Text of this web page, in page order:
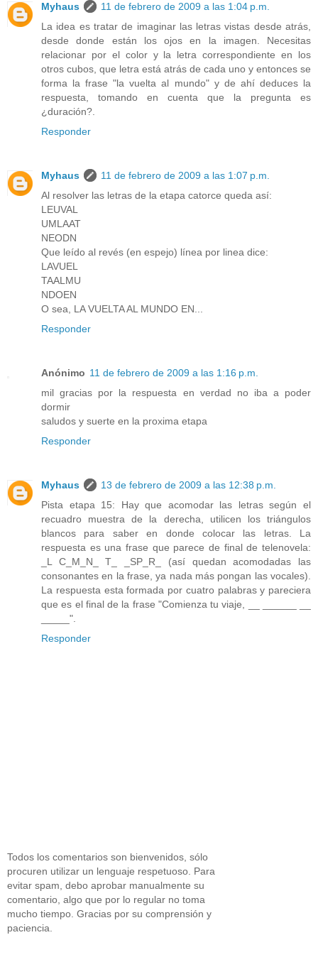
Myhaus
11 de febrero de 2009 a las 1:04 p.m.
La idea es tratar de imaginar las letras vistas desde atrás,
desde donde están los ojos en la imagen. Necesitas
relacionar por el color y la letra correspondiente en los
otros cubos, que letra está atrás de cada uno y entonces se
forma la frase "la vuelta al mundo" y de ahí deduces la
respuesta, tomando en cuenta que la pregunta es
¿duración?.
Responder
Myhaus
11 de febrero de 2009 a las 1:07 p.m.
Al resolver las letras de la etapa catorce queda así:
LEUVAL
UMLAAT
NEODN
Que leído al revés (en espejo) línea por linea dice:
LAVUEL
TAALMU
NDOEN
O sea, LA VUELTA AL MUNDO EN...
Responder
Anónimo 11 de febrero de 2009 a las 1:16 p.m.
mil gracias por la respuesta en verdad no iba a poder
dormir
saludos y suerte en la proxima etapa
Responder
Myhaus
13 de febrero de 2009 a las 12:38 p.m.
Pista etapa 15: Hay que acomodar las letras según el
recuadro muestra de la derecha, utilicen los triángulos
blancos para saber en donde colocar las letras. La
respuesta es una frase que parece de final de telenovela:
_L C_M_N_ T_ _SP_R_ (así quedan acomodadas las
consonantes en la frase, ya nada más pongan las vocales).
La respuesta esta formada por cuatro palabras y pareciera
que es el final de la frase "Comienza tu viaje, __ ______ __
_____".
Responder
Todos los comentarios son bienvenidos, sólo
procuren utilizar un lenguaje respetuoso. Para
evitar spam, debo aprobar manualmente su
comentario, algo que por lo regular no toma
mucho tiempo. Gracias por su comprensión y
paciencia.